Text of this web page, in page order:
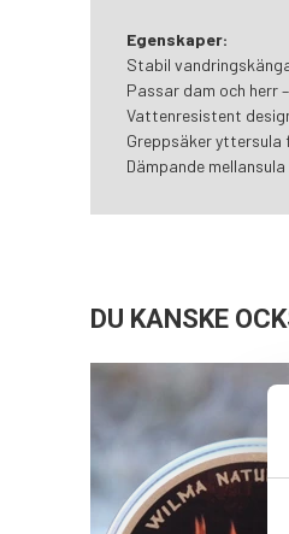
Egenskaper:
Stabil
Passar dam och herr
Vattenresistent
Greppsäker
Dämpande
DU KANSKE